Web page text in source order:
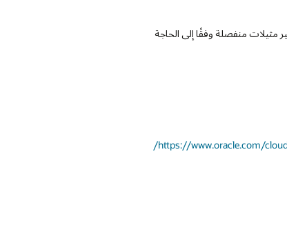
مثيلات منفصلة وفقًا إلى الحاجة
https://www.oracle.com/